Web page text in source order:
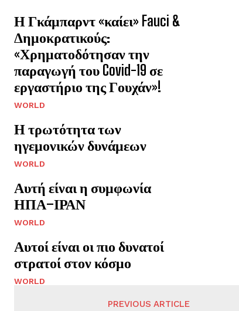
Η Γκάμπαρντ «καίει» Fauci &
Δημοκρατικούς:
«Χρηματοδότησαν την
παραγωγή του Covid-19 σε
εργαστήριο της Γουχάν»!
WORLD
Η τρωτότητα των
ηγεμονικών δυνάμεων
WORLD
Αυτή είναι η συμφωνία
ΗΠΑ–ΙΡΑΝ
WORLD
Αυτοί είναι οι πιο δυνατοί
στρατοί στον κόσμο
WORLD
PREVIOUS ARTICLE